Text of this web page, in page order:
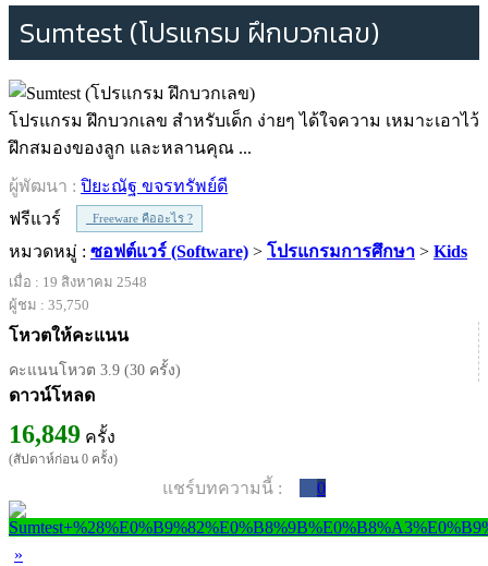
Sumtest (โปรแกรม ฝึกบวกเลข)
โปรแกรม ฝึกบวกเลข สำหรับเด็ก ง่ายๆ ได้ใจความ เหมาะเอาไว้
ฝึกสมองของลูก และหลานคุณ ...
ผู้พัฒนา : ปิยะณัฐ ขจรทรัพย์ดี
ฟรีแวร์
Freeware คืออะไร ?
หมวดหมู่ : ซอฟต์แวร์ (Software) > โปรแกรมการศึกษา > Kids
เมื่อ : 19 สิงหาคม 2548
ผู้ชม : 35,750
โหวตให้คะแนน
คะแนนโหวต 3.9 (30 ครั้ง)
ดาวน์โหลด
16,849 ครั้ง
(สัปดาห์ก่อน 0 ครั้ง)
แชร์บทความนี้ : 0
»